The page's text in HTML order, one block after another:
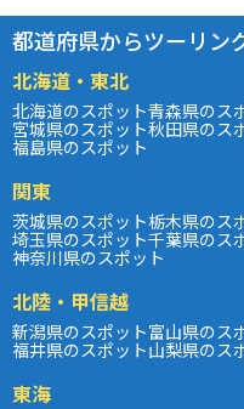
都道府県からツーリン
北海道・東北
北海道のスポット青森県のス
宮城県のスポット秋田県のス
福島県のスポット
関東
茨城県のスポット栃木県のス
埼玉県のスポット千葉県のス
神奈川県のスポット
北陸・甲信越
新潟県のスポット富山県のス
福井県のスポット山梨県のス
東海